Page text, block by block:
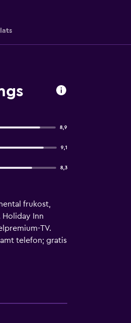
8,9
9,1
8,3
frukost,
Inn
TV.
telefon; gratis
sker